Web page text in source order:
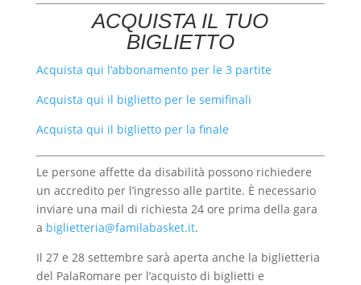
ACQUISTA IL TUO
BIGLIETTO
Acquista qui l’abbonamento per le 3 partite
Acquista qui il biglietto per le semifinali
Acquista qui il biglietto per la finale
Le persone affette da disabilità possono richiedere
un accredito per l’ingresso alle partite. È necessario
inviare una mail di richiesta 24 ore prima della gara
a biglietteria@familabasket.it.
Il 27 e 28 settembre sarà aperta anche la biglietteria
del PalaRomare per l’acquisto di biglietti e